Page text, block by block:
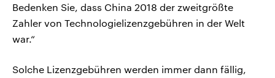
Bedenken Sie, dass China 2018 der zweitgrößte
Zahler von Technologielizenzgebühren in der Welt
war.“
Solche Lizenzgebühren werden immer dann fällig,